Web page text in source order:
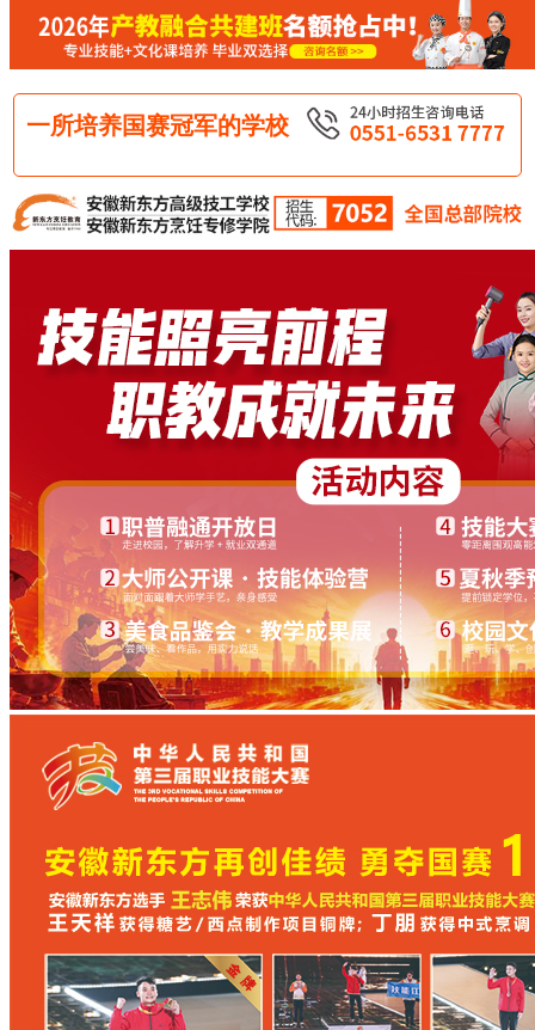
一所培养国赛冠军的学校